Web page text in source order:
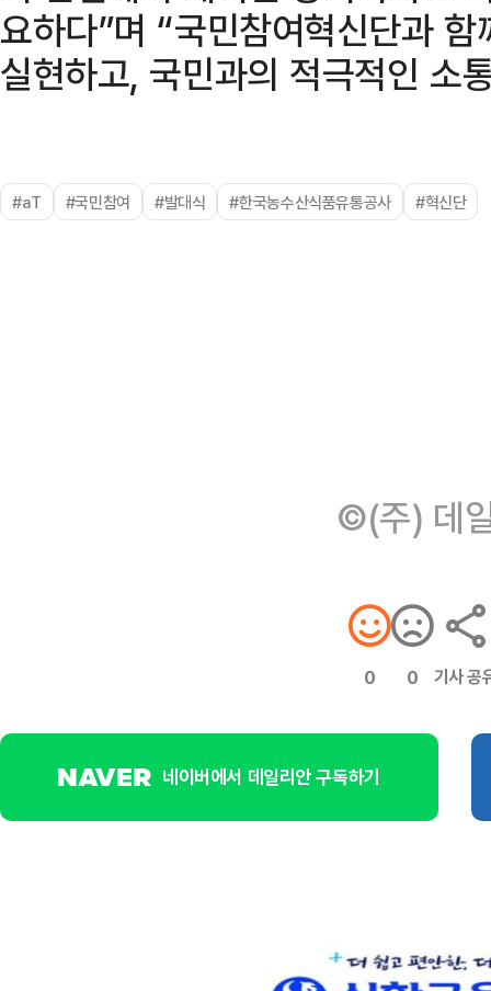
요하다”며 “국민참여혁신단과
실현하고, 국민과의 적극적인 소
#aT #국민참여 #발대식 #한국농수산식품유통공사 #혁신단
©(주) 데
0 0 기사 공
네이버에서 데일리안 구독하기